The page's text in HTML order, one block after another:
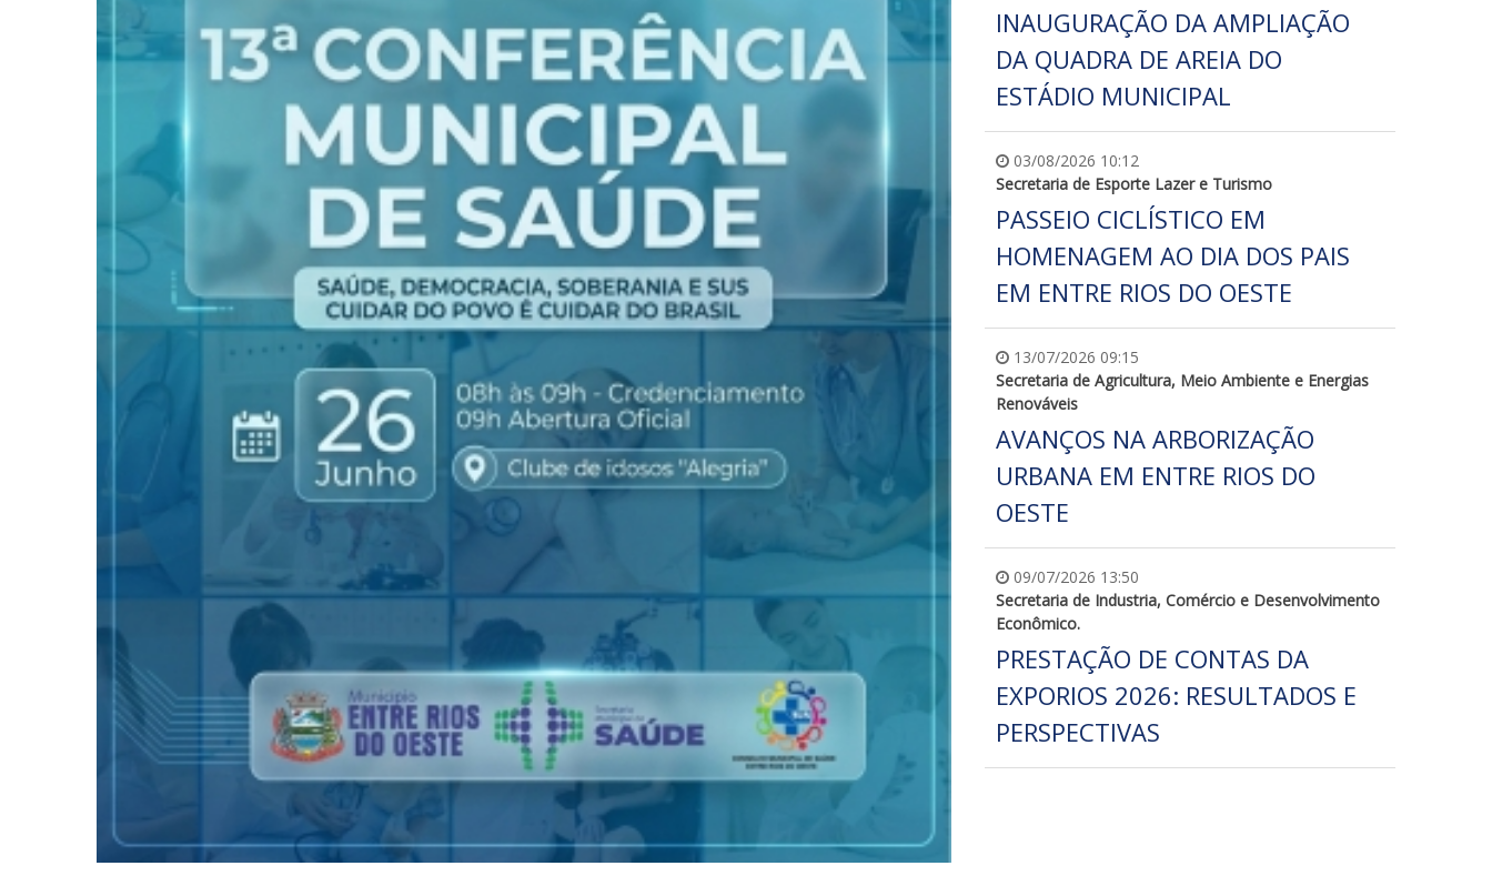
INAUGURAÇÃO DA AMPLIAÇÃO
DA QUADRA DE AREIA DO
ESTÁDIO MUNICIPAL
03/08/2026 10:12
Secretaria de Esporte Lazer e Turismo
PASSEIO CICLÍSTICO EM
HOMENAGEM AO DIA DOS PAIS
EM ENTRE RIOS DO OESTE
13/07/2026 09:15
Secretaria de Agricultura, Meio Ambiente e Energias
Renováveis
AVANÇOS NA ARBORIZAÇÃO
URBANA EM ENTRE RIOS DO
OESTE
09/07/2026 13:50
Secretaria de Industria, Comércio e Desenvolvimento
Econômico.
PRESTAÇÃO DE CONTAS DA
EXPORIOS 2026: RESULTADOS E
PERSPECTIVAS